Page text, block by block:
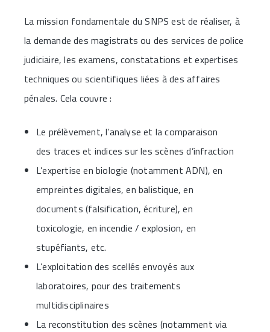
La mission fondamentale du SNPS est de réaliser, à
la demande des magistrats ou des services de police
judiciaire, les examens, constatations et expertises
techniques ou scientifiques liées à des affaires
pénales. Cela couvre :
Le prélèvement, l’analyse et la comparaison
des traces et indices sur les scènes d’infraction
L’expertise en biologie (notamment ADN), en
empreintes digitales, en balistique, en
documents (falsification, écriture), en
toxicologie, en incendie / explosion, en
stupéfiants, etc.
L’exploitation des scellés envoyés aux
laboratoires, pour des traitements
multidisciplinaires
La reconstitution des scènes (notamment via